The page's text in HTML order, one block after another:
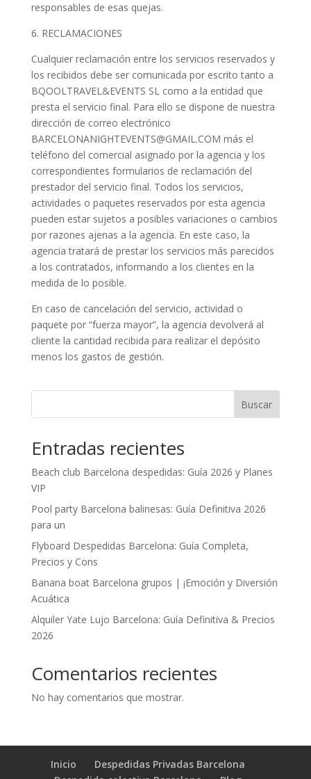
responsables de esas quejas.
6. RECLAMACIONES
Cualquier reclamación entre los servicios reservados y
los recibidos debe ser comunicada por escrito tanto a
BQOOLTRAVEL&EVENTS SL como a la entidad que
presta el servicio final. Para ello se dispone de nuestra
dirección de correo electrónico
BARCELONANIGHTEVENTS@GMAIL.COM más el
teléfono del comercial asignado por la agencia y los
correspondientes formularios de reclamación del
prestador del servicio final. Todos los servicios,
actividades o paquetes reservados por esta agencia
pueden estar sujetos a posibles variaciones o cambios
por razones ajenas a la agencia. En este caso, la
agencia tratará de prestar los servicios más parecidos
a los contratados, informando a los clientes en la
medida de lo posible.
En caso de cancelación del servicio, actividad o
paquete por “fuerza mayor”, la agencia devolverá al
cliente la cantidad recibida para realizar el depósito
menos los gastos de gestión.
Buscar
Entradas recientes
Beach club Barcelona despedidas: Guía 2026 y Planes
VIP
Pool party Barcelona balinesas: Guía Definitiva 2026
para un
Flyboard Despedidas Barcelona: Guía Completa,
Precios y Cons
Banana boat Barcelona grupos | ¡Emoción y Diversión
Acuática
Alquiler Yate Lujo Barcelona: Guía Definitiva & Precios
2026
Comentarios recientes
No hay comentarios que mostrar.
Inicio
Despedidas Privadas Barcelona